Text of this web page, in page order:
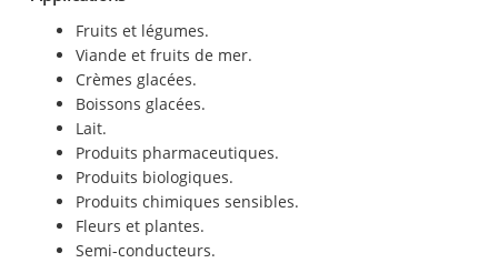
Fruits et légumes.
Viande et fruits de mer.
Crèmes glacées.
Boissons glacées.
Lait.
Produits pharmaceutiques.
Produits biologiques.
Produits chimiques sensibles.
Fleurs et plantes.
Semi-conducteurs.